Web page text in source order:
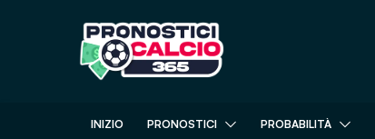
INIZIO PRONOSTICI PROBABILITÀ